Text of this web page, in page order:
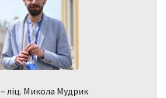
– ліц. Микола Мудрик